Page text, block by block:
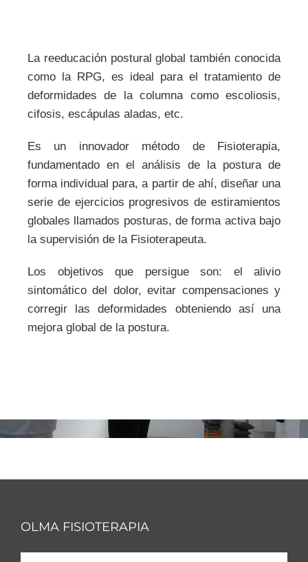
La reeducación postural global también conocida
como la RPG, es ideal para el tratamiento de
deformidades de la columna como escoliosis,
cifosis, escápulas aladas, etc.
Es un innovador método de Fisioterapia,
fundamentado en el análisis de la postura de
forma individual para, a partir de ahí, diseñar una
serie de ejercicios progresivos de estiramientos
globales llamados posturas, de forma activa bajo
la supervisión de la Fisioterapeuta.
Los objetivos que persigue son: el alivio
sintomático del dolor, evitar compensaciones y
corregir las deformidades obteniendo así una
mejora global de la postura.
OLMA FISIOTERAPIA